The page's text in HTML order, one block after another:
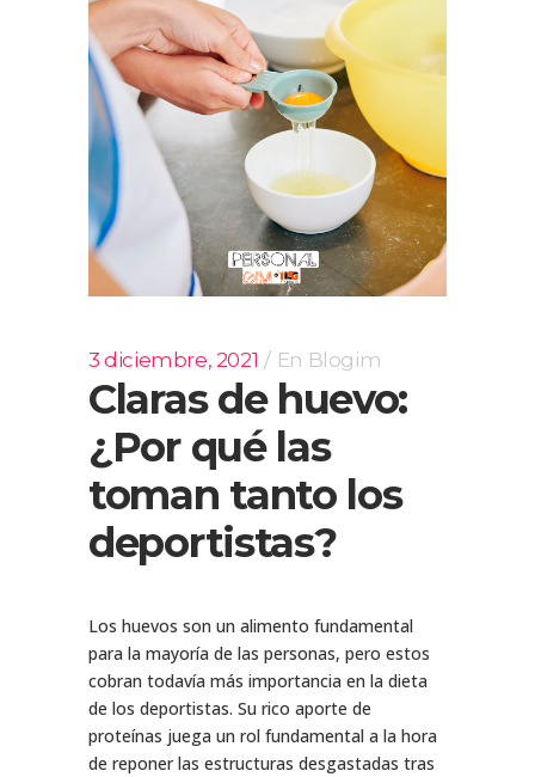
3 diciembre, 2021 En Blogim
Claras de huevo:
¿Por qué las
toman tanto los
deportistas?
Los huevos son un alimento fundamental
para la mayoría de las personas, pero estos
cobran todavía más importancia en la dieta
de los deportistas. Su rico aporte de
proteínas juega un rol fundamental a la hora
de reponer las estructuras desgastadas tras